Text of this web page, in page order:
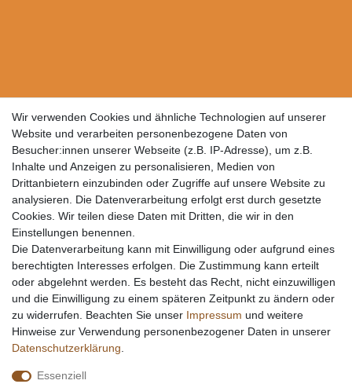
Wir verwenden Cookies und ähnliche Technologien auf unserer
Website und verarbeiten personenbezogene Daten von
Besucher:innen unserer Webseite (z.B. IP-Adresse), um z.B.
Inhalte und Anzeigen zu personalisieren, Medien von
Drittanbietern einzubinden oder Zugriffe auf unsere Website zu
analysieren. Die Datenverarbeitung erfolgt erst durch gesetzte
Cookies. Wir teilen diese Daten mit Dritten, die wir in den
Einstellungen benennen.
Die Datenverarbeitung kann mit Einwilligung oder aufgrund eines
berechtigten Interesses erfolgen. Die Zustimmung kann erteilt
oder abgelehnt werden. Es besteht das Recht, nicht einzuwilligen
und die Einwilligung zu einem späteren Zeitpunkt zu ändern oder
zu widerrufen. Beachten Sie unser Impressum und weitere
Hinweise zur Verwendung personenbezogener Daten in unserer
Daten­schutz­erklärung
Essenziell